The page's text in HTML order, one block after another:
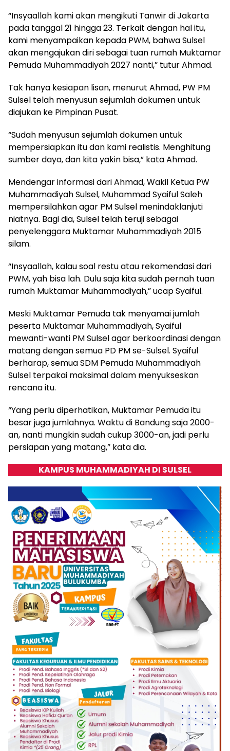
“Insyaallah kami akan mengikuti Tanwir di Jakarta
pada tanggal 21 hingga 23. Terkait dengan hal itu,
kami menyampaikan kepada PWM, bahwa Sulsel
akan mengajukan diri sebagai tuan rumah Muktamar
Pemuda Muhammadiyah 2027 nanti,” tutur Ahmad.
Tak hanya kesiapan lisan, menurut Ahmad, PW PM
Sulsel telah menyusun sejumlah dokumen untuk
diajukan ke Pimpinan Pusat.
“Sudah menyusun sejumlah dokumen untuk
mempersiapkan itu dan kami realistis. Menghitung
sumber daya, dan kita yakin bisa,” kata Ahmad.
Mendengar informasi dari Ahmad, Wakil Ketua PW
Muhammadiyah Sulsel, Muhammad Syaiful Saleh
mempersilahkan agar PM Sulsel menindaklanjuti
niatnya. Bagi dia, Sulsel telah teruji sebagai
penyelenggara Muktamar Muhammadiyah 2015
silam.
“Insyaallah, kalau soal restu atau rekomendasi dari
PWM, yah bisa lah. Dulu saja kita sudah pernah tuan
rumah Muktamar Muhammadiyah,” ucap Syaiful.
Meski Muktamar Pemuda tak menyamai jumlah
peserta Muktamar Muhammadiyah, Syaiful
mewanti-wanti PM Sulsel agar berkoordinasi dengan
matang dengan semua PD PM se-Sulsel. Syaiful
berharap, semua SDM Pemuda Muhammadiyah
Sulsel terpakai maksimal dalam menyukseskan
rencana itu.
“Yang perlu diperhatikan, Muktamar Pemuda itu
besar juga jumlahnya. Waktu di Bandung saja 2000-
an, nanti mungkin sudah cukup 3000-an, jadi perlu
persiapan yang matang,” kata dia.
KAMPUS MUHAMMADIYAH DI SULSEL